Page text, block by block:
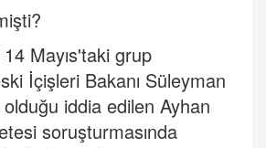
Mayıs'taki grup
İçişleri Bakanı Süleyman
olduğu iddia edilen Ayhan
soruşturmasında